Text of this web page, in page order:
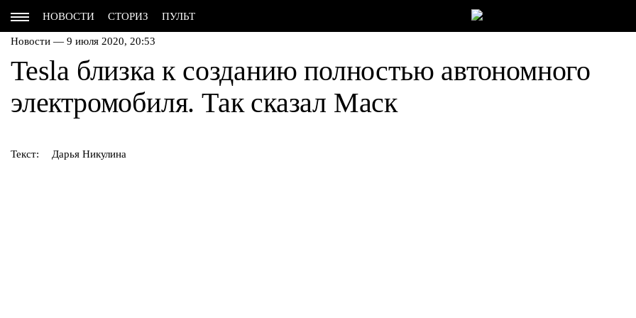
НОВОСТИ СТОРИЗ ПУЛЬТ
Новости — 9 июля 2020, 20:53
Tesla близка к созданию полностью автономного
электромобиля. Так сказал Маск
Текст: Дарья Никулина